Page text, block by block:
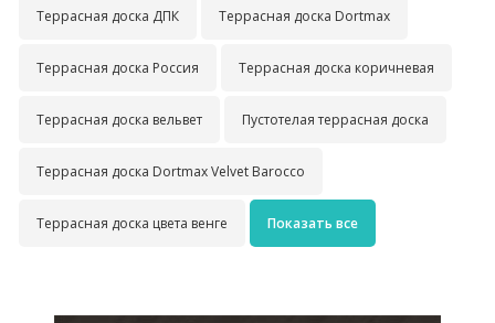
Террасная доска ДПК Террасная доска Dortmax
Террасная доска Россия Террасная доска коричневая
Террасная доска вельвет Пустотелая террасная доска
Террасная доска Dortmax Velvet Barocco
Террасная доска цвета венге Показать все